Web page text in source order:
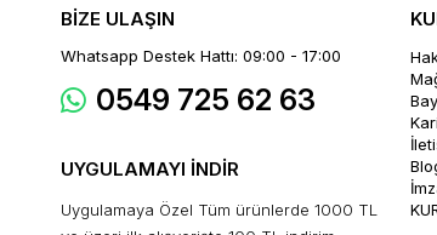
BİZE ULAŞIN
Whatsapp Destek Hattı: 09:00 - 17:00
0549 725 62 63
UYGULAMAYI İNDİR
Uygulamaya Özel Tüm ürünlerde 1000 TL